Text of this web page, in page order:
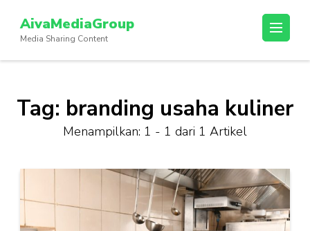
konten
(Tekan
AivaMediaGroup
Media Sharing Content
Tag: branding usaha kuliner
Menampilkan: 1 - 1 dari 1 Artikel